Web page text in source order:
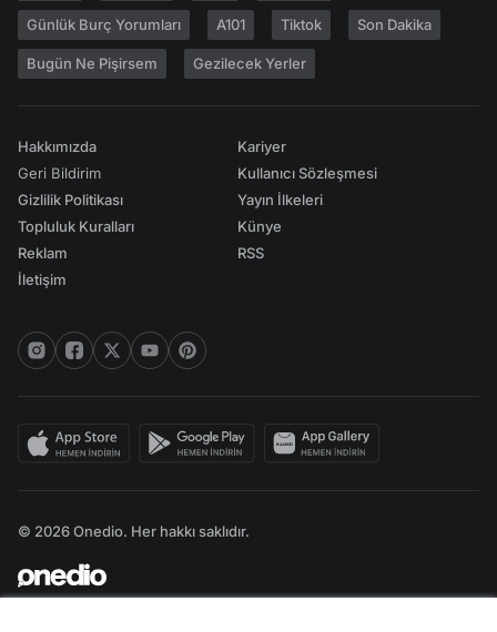
Günlük Burç Yorumları A101 Tiktok Son Dakika
Bugün Ne Pişirsem Gezilecek Yerler
Hakkımızda
Geri Bildirim
Gizlilik Politikası
Topluluk Kuralları
Reklam
İletişim
Kariyer
Kullanıcı Sözleşmesi
Yayın İlkeleri
Künye
RSS
© 2026 Onedio. Her hakkı saklıdır.